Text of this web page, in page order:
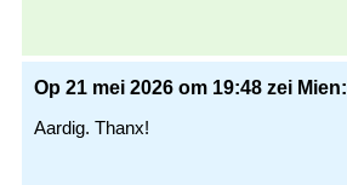
Op 21 mei 2026 om 19:48 zei Mien:
Aardig. Thanx!